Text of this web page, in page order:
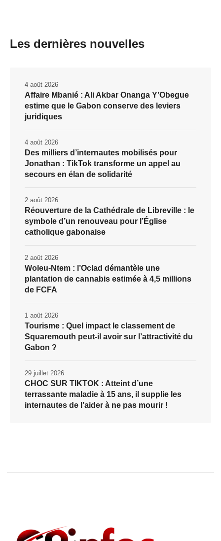
Les dernières nouvelles
Affaire Mbanié : Ali Akbar Onanga Y’Obegue
estime que le Gabon conserve des leviers
juridiques
4 août 2026
Des milliers d’internautes mobilisés pour
Jonathan : TikTok transforme un appel au
secours en élan de solidarité
4 août 2026
Réouverture de la Cathédrale de Libreville : le
symbole d’un renouveau pour l’Église
catholique gabonaise
2 août 2026
Woleu-Ntem : l’Oclad démantèle une
plantation de cannabis estimée à 4,5 millions
de FCFA
2 août 2026
Tourisme : Quel impact le classement de
Squaremouth peut-il avoir sur l’attractivité du
Gabon ?
1 août 2026
CHOC SUR TIKTOK : Atteint d’une
terrassante maladie à 15 ans, il supplie les
internautes de l’aider à ne pas mourir !
29 juillet 2026